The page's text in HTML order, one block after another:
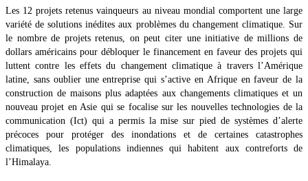
Les 12 projets retenus vainqueurs au niveau mondial comportent une large
variété de solutions inédites aux problèmes du changement climatique. Sur
le nombre de projets retenus, on peut citer une initiative de millions de
dollars américains pour débloquer le financement en faveur des projets qui
luttent contre les effets du changement climatique à travers l’Amérique
latine, sans oublier une entreprise qui s’active en Afrique en faveur de la
construction de maisons plus adaptées aux changements climatiques et un
nouveau projet en Asie qui se focalise sur les nouvelles technologies de la
communication (Ict) qui a permis la mise sur pied de systèmes d’alerte
précoces pour protéger des inondations et de certaines catastrophes
climatiques, les populations indiennes qui habitent aux contreforts de
l’Himalaya.